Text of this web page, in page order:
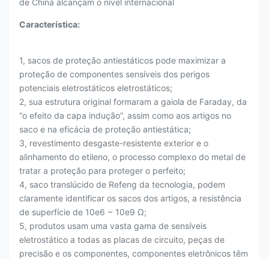
de China alcançam o nível internacional
Característica:
1, sacos de proteção antiestáticos pode maximizar a
proteção de componentes sensíveis dos perigos
potenciais eletrostáticos eletrostáticos;
2, sua estrutura original formaram a gaiola de Faraday, da
“o efeito da capa indução”, assim como aos artigos no
saco e na eficácia de proteção antiestática;
3, revestimento desgaste-resistente exterior e o
alinhamento do etileno, o processo complexo do metal de
tratar a proteção para proteger o perfeito;
4, saco translúcido de Refeng da tecnologia, podem
claramente identificar os sacos dos artigos, a resistência
de superfície de 10e6 ~ 10e9 Ω;
5, produtos usam uma vasta gama de sensíveis
eletrostático a todas as placas de circuito, peças de
precisão e os componentes, componentes eletrônicos têm